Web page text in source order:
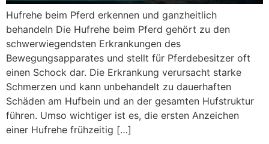
Hufrehe beim Pferd erkennen und ganzheitlich
behandeln Die Hufrehe beim Pferd gehört zu den
schwerwiegendsten Erkrankungen des
Bewegungsapparates und stellt für Pferdebesitzer oft
einen Schock dar. Die Erkrankung verursacht starke
Schmerzen und kann unbehandelt zu dauerhaften
Schäden am Hufbein und an der gesamten Hufstruktur
führen. Umso wichtiger ist es, die ersten Anzeichen
einer Hufrehe frühzeitig […]